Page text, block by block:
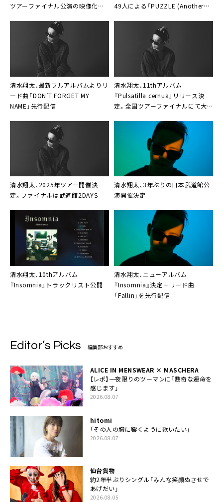
ツアーファイナル公演の映像化決
49人による「PUZZLE (Another
清水翔太、最新フルアルバムよりリ
ード曲「DON’T FORGET MY
NAME」先行配信
清水翔太、11thアルバム
『Pulsatilla cernua』リリース決
定。全国ツアーファイナルにて大
清水翔太、2025年ツアー開催決
定。ファイナルは武道館2DAYS
清水翔太、3年ぶりの日本武道館公
演開催決定
清水翔太、10thアルバム
『Insomnia』トラックリスト公開
清水翔太、ニューアルバム
『Insomnia』決定＋リード曲
「Fallin」を先行配信
Editor’s Picks 編集部おすすめ
ALICE IN MENSWEAR × MASCHERA
【レポ】一夜限りのツーマンに「数奇な運命を
感じます」
2026.08.07
hitomi
「その人の胸に響くように歌いたい」
2026.08.07
仙台貨物
約2年半ぶりシングル「みんな笑顔ぬさせで
あげだい」
2026.08.05